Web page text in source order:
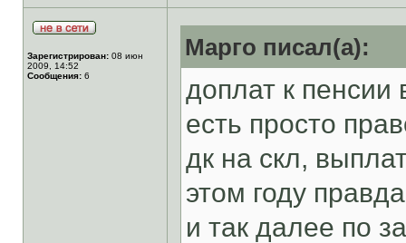
Зарегистрирован: 08 июн
2009, 14:52
Сообщения: 6
Марго писал(а):
доплат к пенсии
есть просто
дк на скл,
этом году
и так далее по